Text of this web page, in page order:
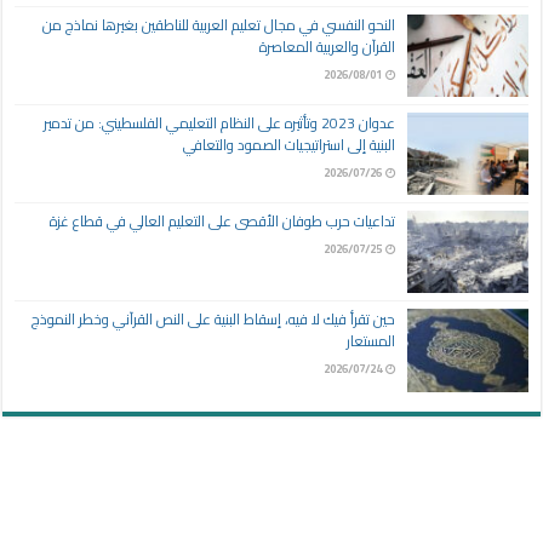
النحو النفسي في مجال تعليم العربية للناطقين بغيرها نماذج من
القرآن والعربية المعاصرة
2026/08/01
عدوان 2023 وتأثيره على النظام التعليمي الفلسطيني: من تدمير
البنية إلى استراتيجيات الصمود والتعافي
2026/07/26
تداعيات حرب طوفان الأقصى على التعليم العالي في قطاع غزة
2026/07/25
حين تقرأ فيك لا فيه، إسقاط البنية على النص القرآني وخطر النموذج
المستعار
2026/07/24